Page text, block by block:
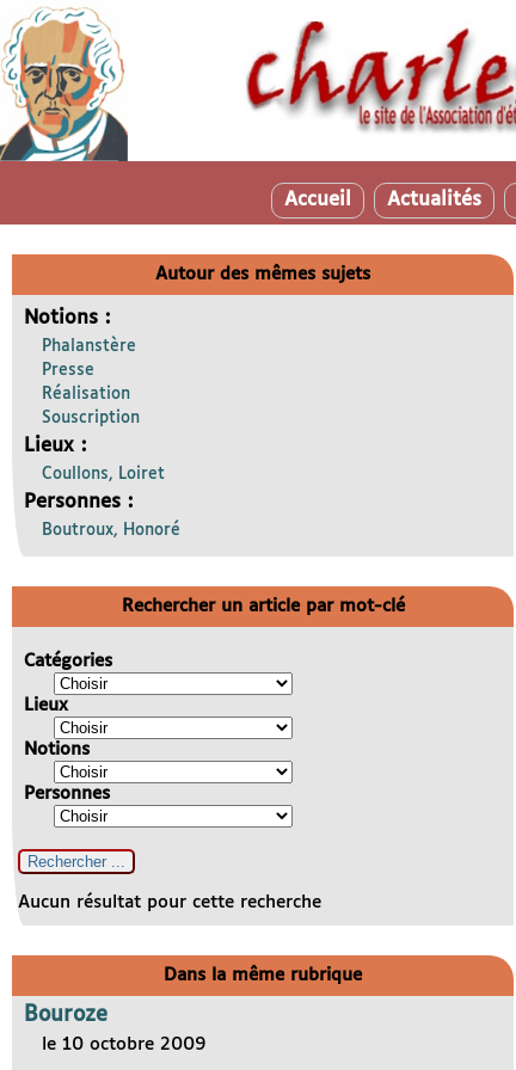
Accueil Actualités
Autour des mêmes sujets
Notions :
Phalanstère
Presse
Réalisation
Souscription
Lieux :
Coullons, Loiret
Personnes :
Boutroux, Honoré
Rechercher un article par mot-clé
Catégories
Lieux
Notions
Personnes
Aucun résultat pour cette recherche
Dans la même rubrique
Bouroze
le 10 octobre 2009